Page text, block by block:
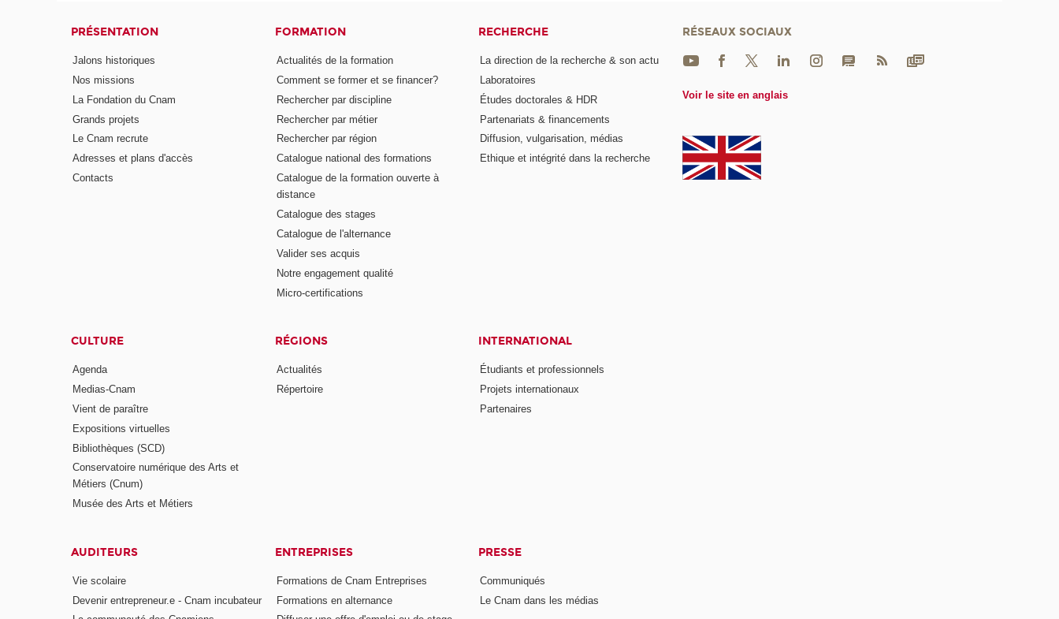
PRÉSENTATION
Jalons historiques
Nos missions
La Fondation du Cnam
Grands projets
Le Cnam recrute
Adresses et plans d'accès
Contacts
FORMATION
Actualités de la formation
Comment se former et se financer?
Rechercher par discipline
Rechercher par métier
Rechercher par région
Catalogue national des formations
Catalogue de la formation ouverte à
distance
Catalogue des stages
Catalogue de l'alternance
Valider ses acquis
Notre engagement qualité
Micro-certifications
RECHERCHE
La direction de la recherche & son actu
Laboratoires
Études doctorales & HDR
Partenariats & financements
Diffusion, vulgarisation, médias
Ethique et intégrité dans la recherche
CULTURE
Agenda
Medias-Cnam
Vient de paraître
Expositions virtuelles
Bibliothèques (SCD)
Conservatoire numérique des Arts et
Métiers (Cnum)
Musée des Arts et Métiers
RÉGIONS
Actualités
Répertoire
INTERNATIONAL
Étudiants et professionnels
Projets internationaux
Partenaires
AUDITEURS
Vie scolaire
Devenir entrepreneur.e - Cnam incubateur
ENTREPRISES
Formations de Cnam Entreprises
Formations en alternance
PRESSE
Communiqués
Le Cnam dans les médias
RÉSEAUX SOCIAUX
Voir le site en anglais